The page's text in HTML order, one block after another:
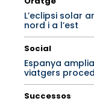
L’eclipsi solar
nord i a l’est
Social
Espanya
viatgers
Successos